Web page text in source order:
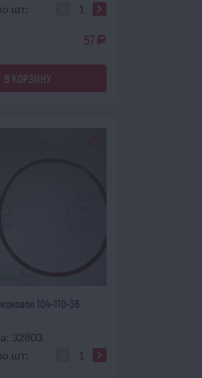
шт:
57a
В КОРЗИНУ
104-110-36
32803
шт: